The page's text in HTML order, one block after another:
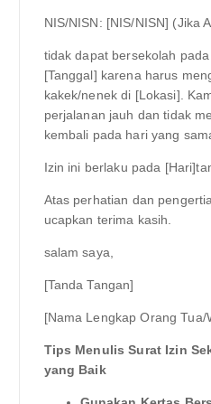
NIS/NISN: [NIS/NISN] (Jika
tidak dapat bersekolah
[Tanggal] karena harus
kakek/nenek di [Lokasi].
perjalanan jauh dan tidak
kembali pada hari yang
Izin ini berlaku pada
Atas perhatian dan
ucapkan terima kasih.
salam saya,
[Tanda Tangan]
[Nama Lengkap Orang Tua/
Tips Menulis Surat Izin
yang Baik